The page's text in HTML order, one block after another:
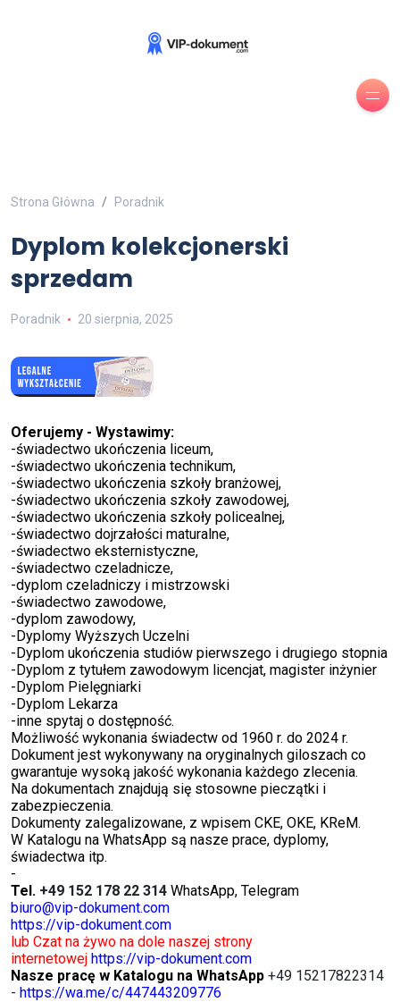
Strona Główna Poradnik
Dyplom kolekcjonerski
sprzedam
Poradnik 20 sierpnia, 2025
Oferujemy - Wystawimy:
-świadectwo ukończenia liceum,
-świadectwo ukończenia technikum,
-świadectwo ukończenia szkoły branżowej,
-świadectwo ukończenia szkoły zawodowej,
-świadectwo ukończenia szkoły policealnej,
-świadectwo dojrzałości maturalne,
-świadectwo eksternistyczne,
-świadectwo czeladnicze,
-dyplom czeladniczy i mistrzowski
-świadectwo zawodowe,
-dyplom zawodowy,
-Dyplomy Wyższych Uczelni
-Dyplom ukończenia studiów pierwszego i drugiego stopnia
-Dyplom z tytułem zawodowym licencjat, magister inżynier
-Dyplom Pielęgniarki
-Dyplom Lekarza
-inne spytaj o dostępność.
Możliwość wykonania świadectw od 1960 r. do 2024 r.
Dokument jest wykonywany na oryginalnych giloszach co
gwarantuje wysoką jakość wykonania każdego zlecenia.
Na dokumentach znajdują się stosowne pieczątki i
zabezpieczenia.
Dokumenty zalegalizowane, z wpisem CKE, OKE, KReM.
W Katalogu na WhatsApp są nasze prace, dyplomy,
świadectwa itp.
-
Tel. +49 152 178 22 314 WhatsApp, Telegram
biuro@vip-dokument.com
https://vip-dokument.com
lub Czat na żywo na dole naszej strony
internetowej https://vip-dokument.com
Nasze pracę w Katalogu na WhatsApp +49 15217822314
- https://wa.me/c/447443209776